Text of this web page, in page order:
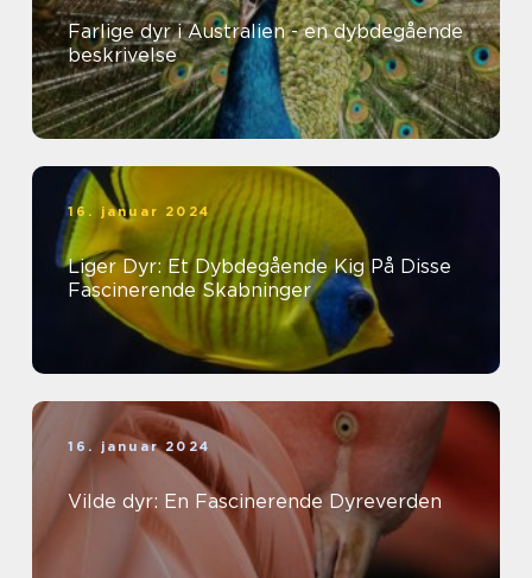
Farlige dyr i Australien - en dybdegående
beskrivelse
16. januar 2024
Liger Dyr: Et Dybdegående Kig På Disse
Fascinerende Skabninger
16. januar 2024
Vilde dyr: En Fascinerende Dyreverden